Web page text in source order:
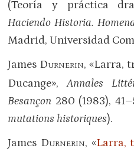
(Teoría y práctica
Haciendo Historia.
Madrid, Universidad
James DURNERIN, «Larra,
Ducange»,Annales
Besançon 280 (1983),
mutations historiques).
James DURNERIN, «Larra,